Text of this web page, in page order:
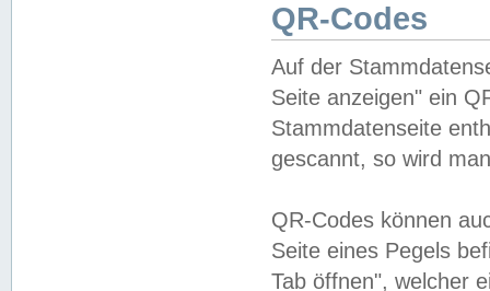
QR-Codes
Auf der
Seite anzeigen" ein
Stammdatenseite
gescannt, so wird
QR-Codes können
Seite eines Pegels
Tab öffnen", welcher